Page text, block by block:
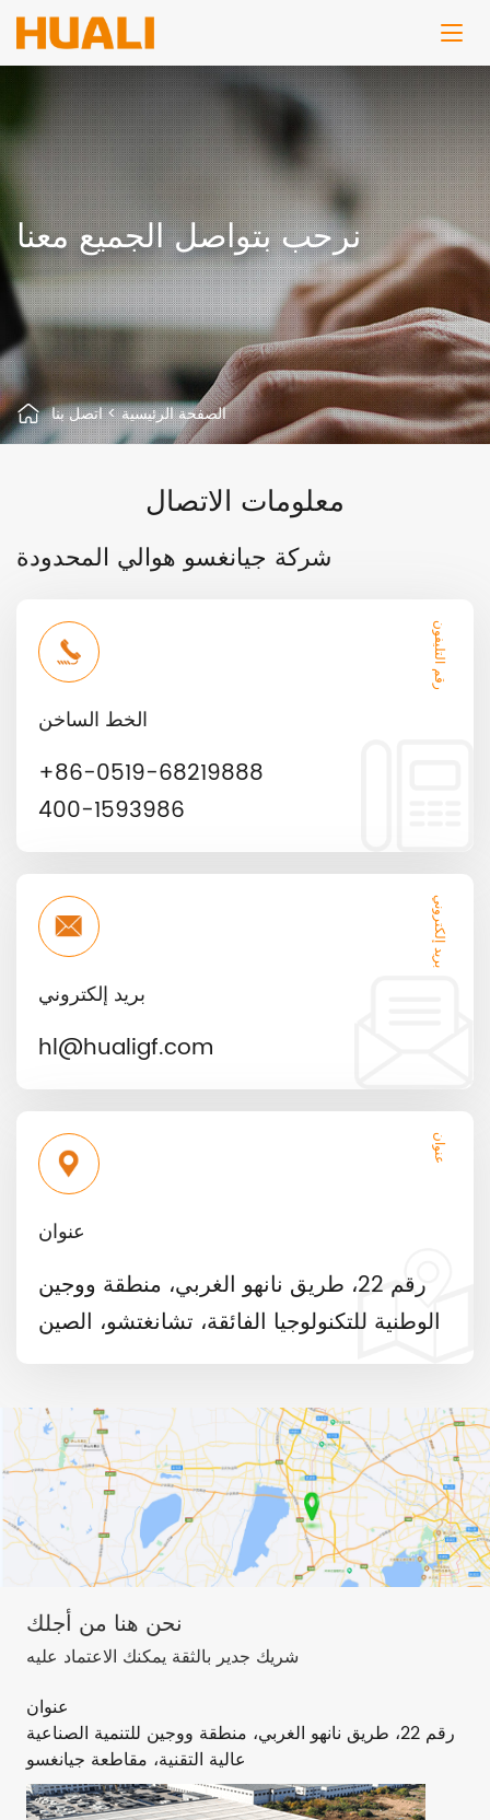
نرحب بتواصل الجميع معنا
الصفحة الرئيسية>اتصل بنا
معلومات الاتصال
شركة جيانغسو هوالي المحدودة
رقم التليفون
الخط الساخن
+86-0519-68219888
400-1593986
بريد إلكتروني
بريد إلكتروني
hl@hualigf.com
عنوان
عنوان
رقم 22، طريق نانهو الغربي، منطقة ووجين
الوطنية للتكنولوجيا الفائقة، تشانغتشو، الصين
نحن هنا من أجلك
شريك جدير بالثقة يمكنك الاعتماد عليه
عنوان
رقم 22، طريق نانهو الغربي، منطقة ووجين للتنمية الصناعية
عالية التقنية، مقاطعة جيانغسو